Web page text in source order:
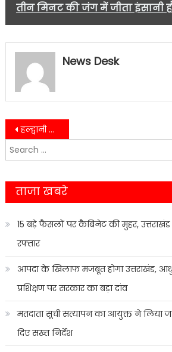
तीन मिनट की जंग में जीता इंसानी
News Desk
Post
navigation
हल्द्वानी में नशे के खिलाफ बड़ा प्रहार, मेडिकल स्टोर से भारी मात्रा में प्रतिबंधित दवाएं बरामद
Search
for:
ताजा खबरे
15 बड़े फैसलों पर कैबिनेट की मुहर,
रफ्तार
आपदा के खिलाफ मजबूत होगा उत्तराखंड,
प्रशिक्षण पर सरकार का बड़ा दांव
मतदाता सूची सत्यापन का आयुक्त ने लिया
दिए सख्त निर्देश